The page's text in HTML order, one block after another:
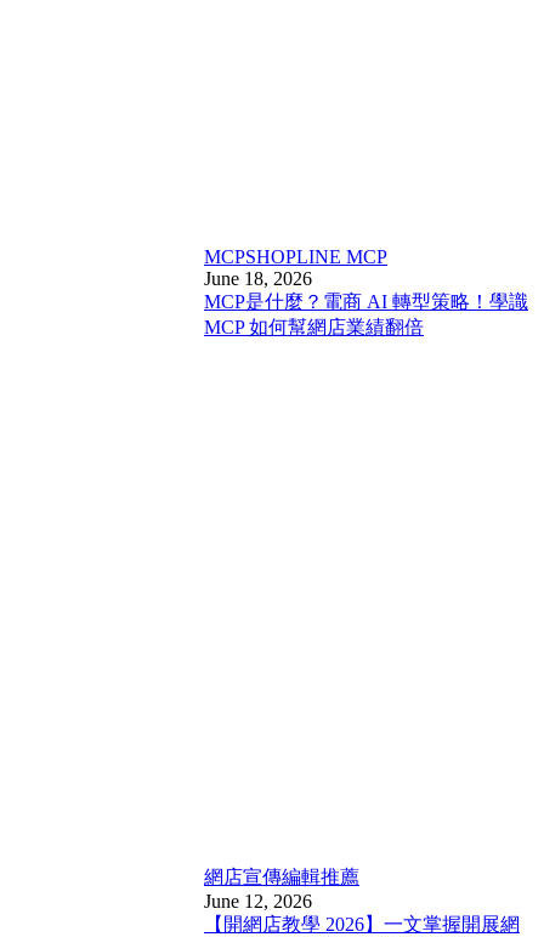
MCPSHOPLINE MCP
June 18, 2026
MCP是什麼？電商 AI 轉型策略！學識
MCP 如何幫網店業績翻倍
網店宣傳編輯推薦
June 12, 2026
【開網店教學 2026】一文掌握開展網